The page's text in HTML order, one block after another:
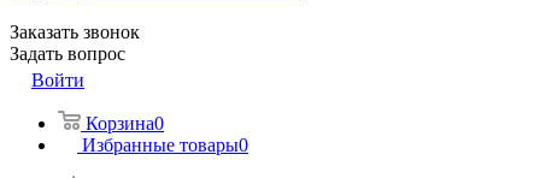
Заказать звонок
Задать вопрос
Войти
Корзина0
Избранные товары0